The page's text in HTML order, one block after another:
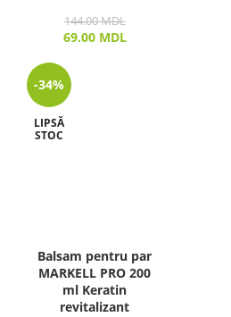
144.00MDL
69.00 MDL
-34%
LIPSĂ
STOC
Balsam pentru par
MARKELL PRO 200
ml Keratin
revitalizant